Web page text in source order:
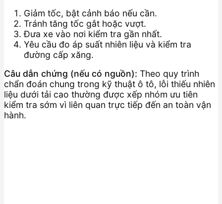
Giảm tốc, bật cảnh báo nếu cần.
Tránh tăng tốc gắt hoặc vượt.
Đưa xe vào nơi kiểm tra gần nhất.
Yêu cầu đo áp suất nhiên liệu và kiểm tra
đường cấp xăng.
Câu dẫn chứng (nếu có nguồn): Theo quy trình
chẩn đoán chung trong kỹ thuật ô tô, lỗi thiếu nhiên
liệu dưới tải cao thường được xếp nhóm ưu tiên
kiểm tra sớm vì liên quan trực tiếp đến an toàn vận
hành.